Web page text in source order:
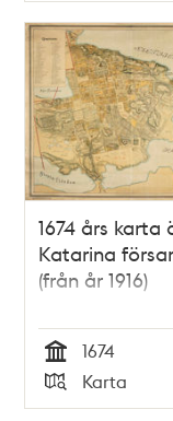
1674 års karta
Katarina
(från år 1916)
Tid
1674
Typ
Karta